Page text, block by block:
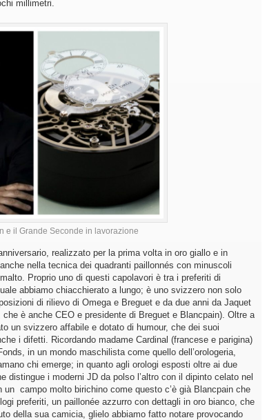
millimetri.
e il Grande Seconde in lavorazione
realizzato per la prima volta in oro giallo e in
nella tecnica dei quadranti paillonnés con minuscoli
Proprio uno di questi capolavori è tra i preferiti di
abbiamo chiacchierato a lungo; è uno svizzero non solo
di rilievo di Omega e Breguet e da due anni da Jaquet
è anche CEO e presidente di Breguet e Blancpain). Oltre a
un svizzero affabile e dotato di humour, che dei suoi
i difetti. Ricordando madame Cardinal (francese e parigina)
in un mondo maschilista come quello dell’orologeria,
chi emerge; in quanto agli orologi esposti oltre ai due
distingue i moderni JD da polso l’altro con il dipinto celato nel
campo molto birichino come questo c’è già Blancpain che
preferiti, un paillonée azzurro con dettagli in oro bianco, che
della sua camicia, glielo abbiamo fatto notare provocando